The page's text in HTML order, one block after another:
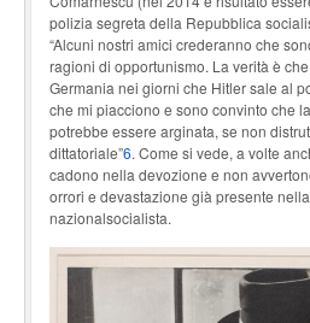
polizia segreta della Repubblica
“Alcuni nostri amici crederanno che
ragioni di opportunismo. La verità è
Germania nei giorni che Hitler sale al
che mi piacciono e sono convinto che
potrebbe essere arginata, se non
dittatoriale”6. Come si vede, a volte
cadono nella devozione e non
orrori e devastazione già presente
nazionalsocialista.